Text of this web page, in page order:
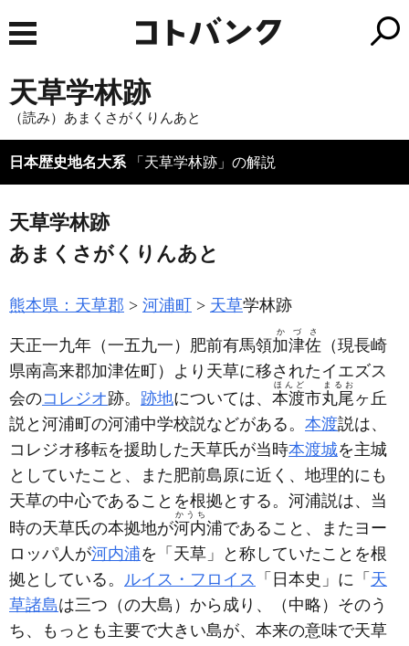
天草学林跡
（読み）あまくさがくりんあと
日本歴史地名大系 「天草学林跡」の解説
天草学林跡
あまくさがくりんあと
熊本県：天草郡 河浦町 天草学林跡
天正一九年 （一五九一） 肥前有馬領加津佐
かづさ
（現長崎
県南高来郡加津佐町） より天草に移されたイエズス
会のコレジオ跡。 跡地については、 本渡
ほんど
市丸尾
まるお
ヶ丘
説と河浦町の河浦中学校説などがある。 本渡説は、
コレジオ移転を援助した天草氏が当時本渡城を主城
としていたこと、また肥前島原に近く、地理的にも
天草の中心であることを根拠とする。河浦説は、当
時の天草氏の本拠地が河内
かうち
浦であること、またヨー
ロッパ人が河内浦を「天草」と称していたことを根
拠としている。 ルイス・フロイス 「日本史」に「 天
草諸島は三つ （の大島） から成り、 （中略） そのう
ち、もっとも主要で大きい島が、本来の意味で天草